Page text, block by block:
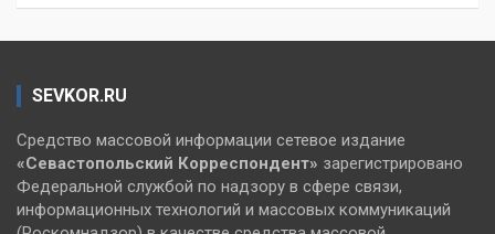
SEVKOR.RU
Средство массовой информации сетевое издание
«Севастопольский Корреспондент» зарегистрировано
Федеральной службой по надзору в сфере связи,
информационных технологий и массовых коммуникаций